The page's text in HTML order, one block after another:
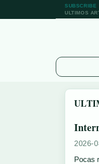
SUBSCRIBE
ULTIMOS
2026-
Pocas